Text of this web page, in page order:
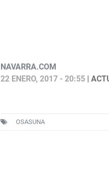
NAVARRA.COM
22 ENERO, 2017 - 20:55|
OSASUNA